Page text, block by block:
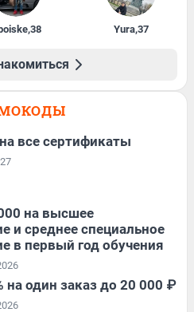
,38 Yura,37
все сертификаты
на высшее
и среднее специальное
в первый год обучения
на один заказ до 20 000 ₽